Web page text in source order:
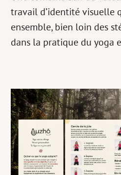
travail d’identité visuelle
ensemble, bien loin des
dans la pratique du yoga